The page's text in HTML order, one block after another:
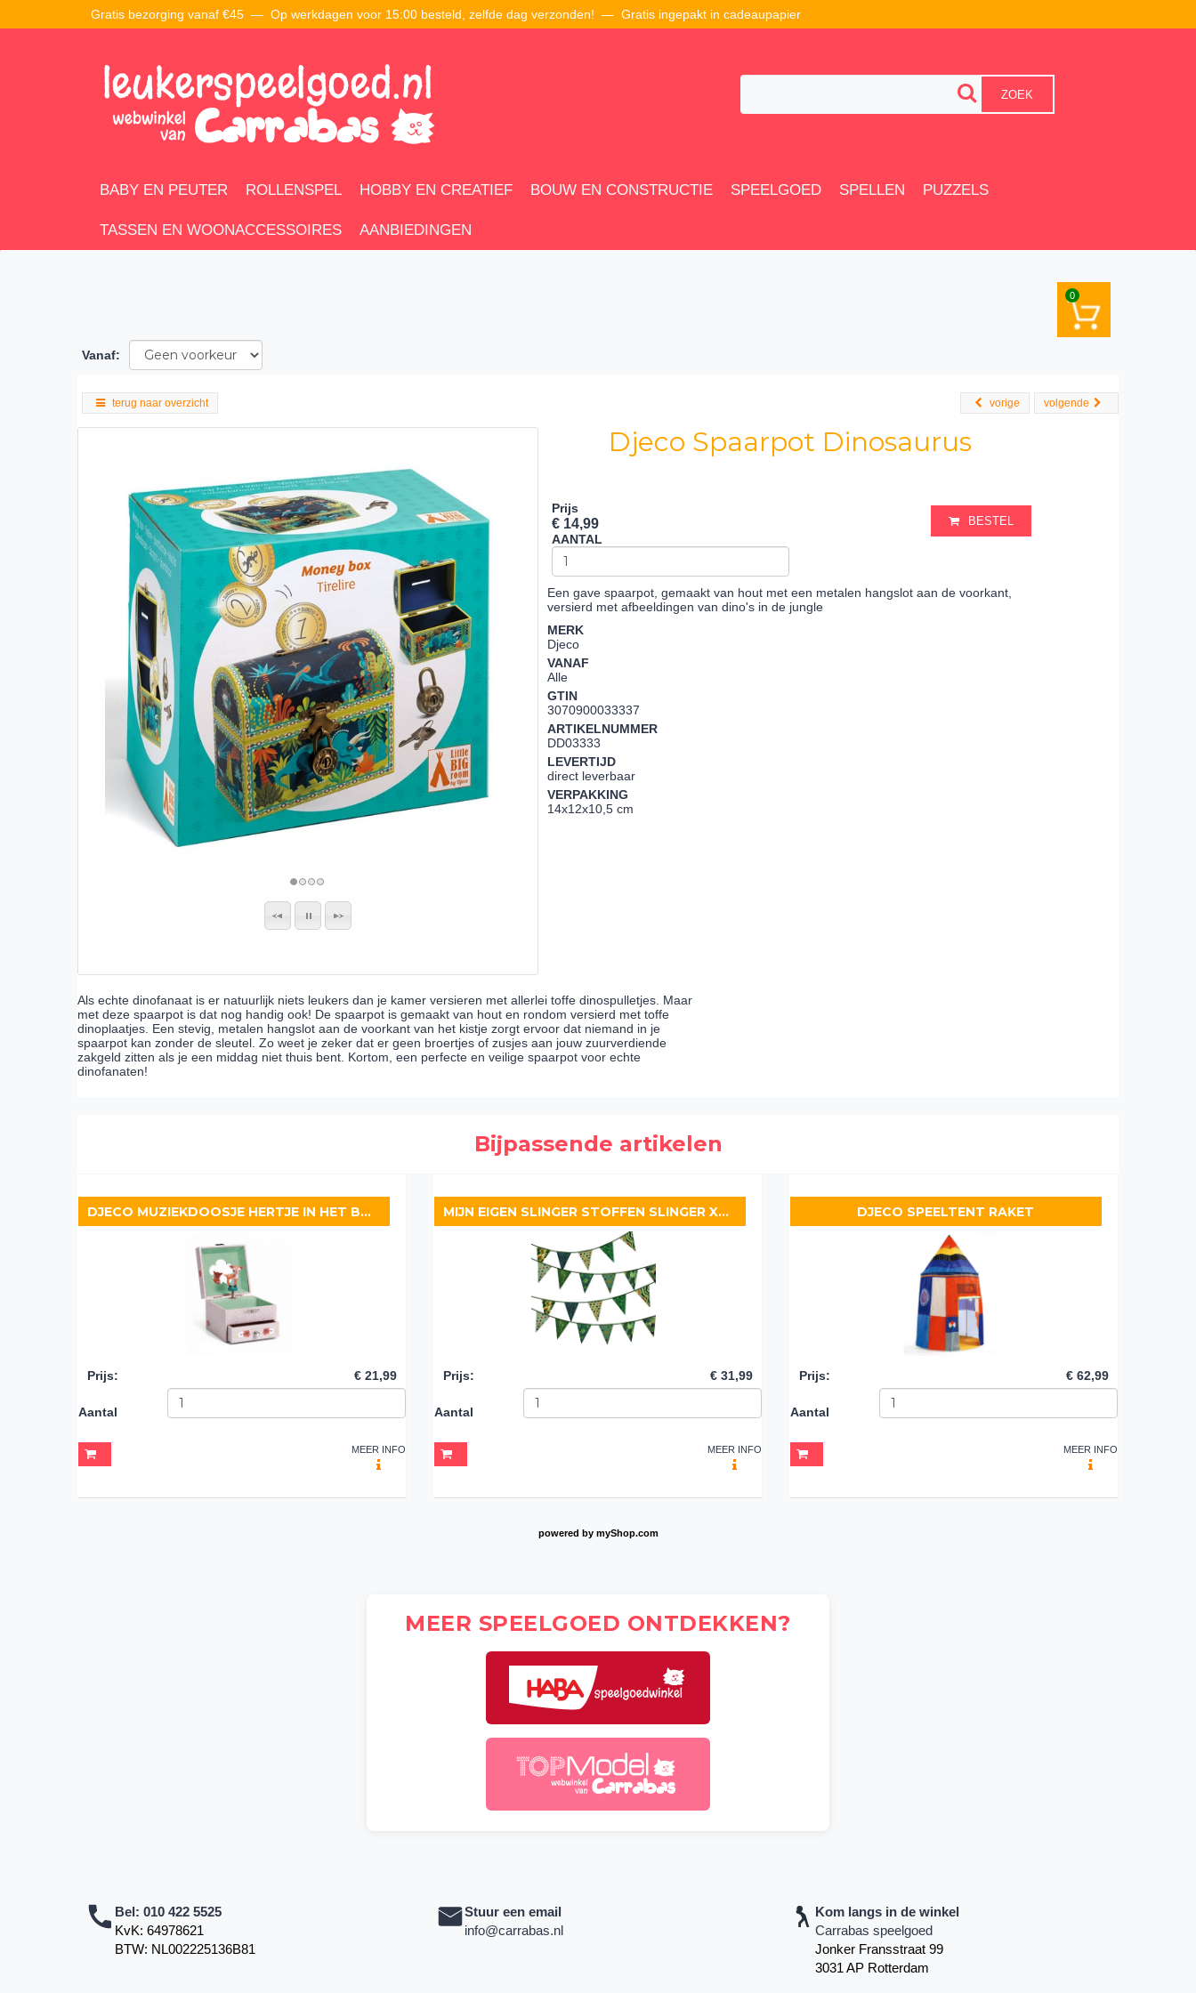
Gratis bezorging vanaf €45 — Op werkdagen voor 15:00 besteld, zelfde dag verzonden! — Gratis ingepakt in cadeaupapier
ZOEK
BABY EN PEUTER ROLLENSPEL HOBBY EN CREATIEF BOUW EN CONSTRUCTIE SPEELGOED SPELLEN PUZZELS
TASSEN EN WOONACCESSOIRES AANBIEDINGEN
0
Vanaf:
terug naar overzicht volgende
vorige
Djeco Spaarpot Dinosaurus
Prijs
€ 14,99
AANTAL
BESTEL
Een gave spaarpot, gemaakt van hout met een metalen hangslot aan de voorkant,
versierd met afbeeldingen van dino's in de jungle
MERK
Djeco
VANAF
Alle
GTIN
3070900033337
ARTIKELNUMMER
DD03333
LEVERTIJD
direct leverbaar
VERPAKKING
14x12x10,5 cm
Als echte dinofanaat is er natuurlijk niets leukers dan je kamer versieren met allerlei toffe dinospulletjes. Maar
met deze spaarpot is dat nog handig ook! De spaarpot is gemaakt van hout en rondom versierd met toffe
dinoplaatjes. Een stevig, metalen hangslot aan de voorkant van het kistje zorgt ervoor dat niemand in je
spaarpot kan zonder de sleutel. Zo weet je zeker dat er geen broertjes of zusjes aan jouw zuurverdiende
zakgeld zitten als je een middag niet thuis bent. Kortom, een perfecte en veilige spaarpot voor echte
dinofanaten!
Bijpassende artikelen
DJECO MUZIEKDOOSJE HERTJE IN HET BOS
Prijs: € 21,99
Aantal
MEER INFO
MIJN EIGEN SLINGER STOFFEN SLINGER XL JUNGLE
Prijs: € 31,99
Aantal
MEER INFO
DJECO SPEELTENT RAKET
Prijs: € 62,99
Aantal
MEER INFO
powered by myShop.com
MEER SPEELGOED ONTDEKKEN?
Bel: 010 422 5525
KvK: 64978621
BTW: NL002225136B81
Stuur een email
info@carrabas.nl
Kom langs in de winkel
Carrabas speelgoed
Jonker Fransstraat 99
3031 AP Rotterdam